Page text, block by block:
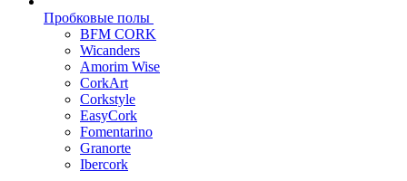
Пробковые полы
BFM CORK
Wicanders
Amorim Wise
CorkArt
Corkstyle
EasyCork
Fomentarino
Granorte
Ibercork